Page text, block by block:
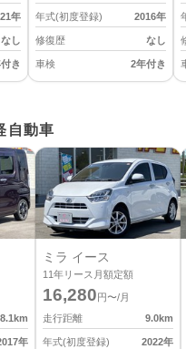
年
なし
き
年式(初度登録) 2016年
修復歴 なし
車検 2年付き
自動車
8.1km
年
ミラ イース
11年リース月額定額
16,280 円〜/月
走行距離
9.0km
年式(初度登録) 2022年